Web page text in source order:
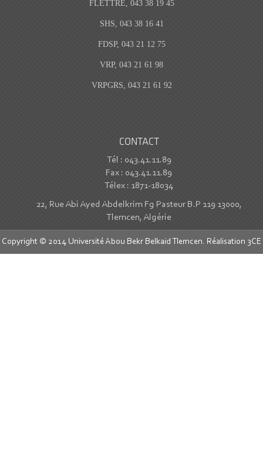
FLETTRE, 043 38 19 45
SHS, 043 38 16 41
FDSP, 043 21 12 75
VRP, 043 21 61 98
VRPGRS, 043 21 61 92
CONTACT
Tél : 043.41.11.89
Fax : 043.41.11.89
Télex : 1871-18034
22, Rue Abi Ayed Abdelkrim Fg Pasteur B.P 119 13000,
Tlemcen, Algérie
Copyright © 2014 Université Abou Bekr Belkaid Tlemcen. Réalisation 3CE